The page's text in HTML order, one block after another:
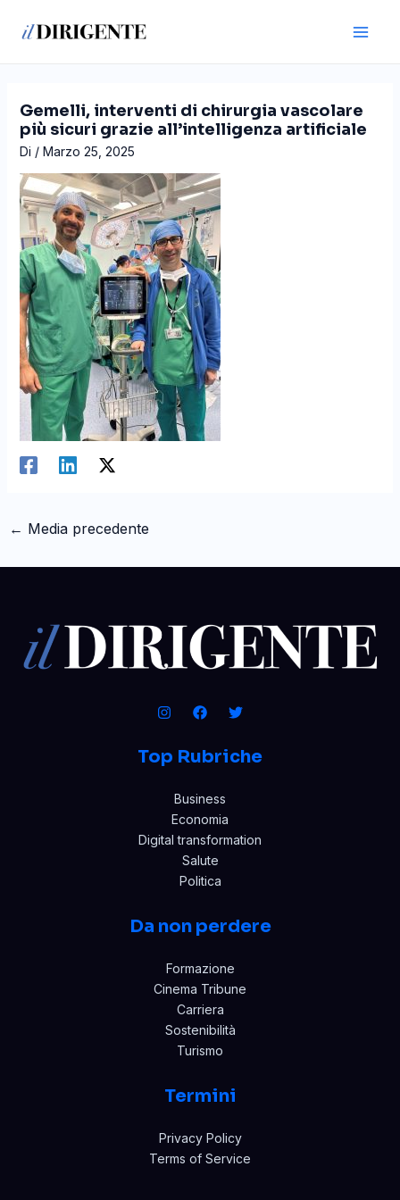
Gemelli, interventi di chirurgia vascolare
più sicuri grazie all’intelligenza artificiale
Di / Marzo 25, 2025
articoli
← Media precedente
Top Rubriche
Business
Economia
Digital transformation
Salute
Politica
Da non perdere
Formazione
Cinema Tribune
Carriera
Sostenibilità
Turismo
Termini
Privacy Policy
Terms of Service